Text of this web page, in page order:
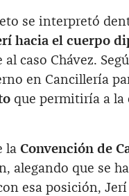
se interpretó
hacia el cuerpo
caso Chávez.
en Cancillería
que permitiría a
la Convención de
alegando que se ha
esa posición,